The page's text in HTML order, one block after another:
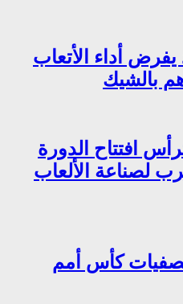
يفرض أداء الأتعاب
افتتاح الدورة
لصناعة الألعاب
تصفيات كأس أمم